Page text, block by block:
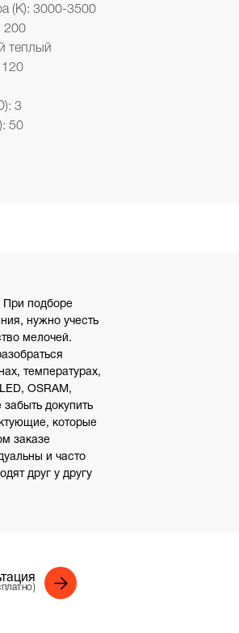
(K): 3000-3500
200
теплый
120
3
50
При подборе
нужно учесть
мелочей.
температурах,
OSRAM,
забыть докупить
которые
заказе
и часто
друг у другу